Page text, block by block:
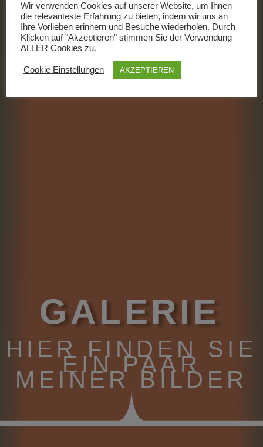
GALERIE
HIER FINDEN SIE
EIN PAAR
MEINER BILDER
Wir verwenden Cookies auf unserer Website, um Ihnen
die relevanteste Erfahrung zu bieten, indem wir uns an
Ihre Vorlieben erinnern und Besuche wiederholen. Durch
Klicken auf "Akzeptieren" stimmen Sie der Verwendung
ALLER Cookies zu.
Cookie Einstellungen AKZEPTIEREN